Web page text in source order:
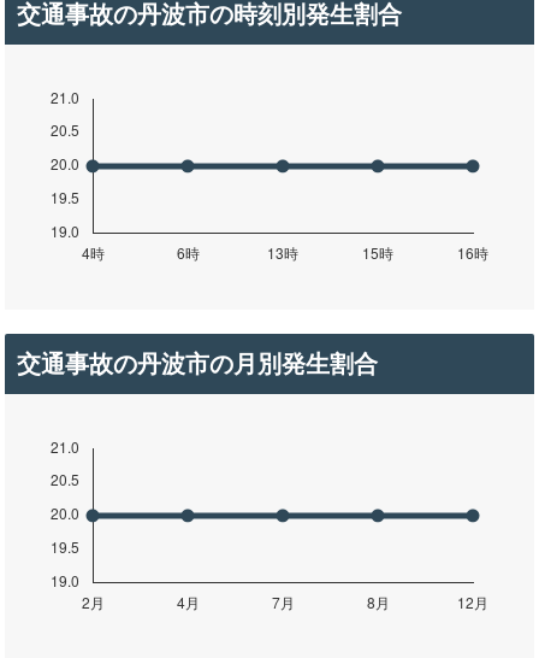
交通事故の丹波市の時刻別発生割合
交通事故の丹波市の月別発生割合